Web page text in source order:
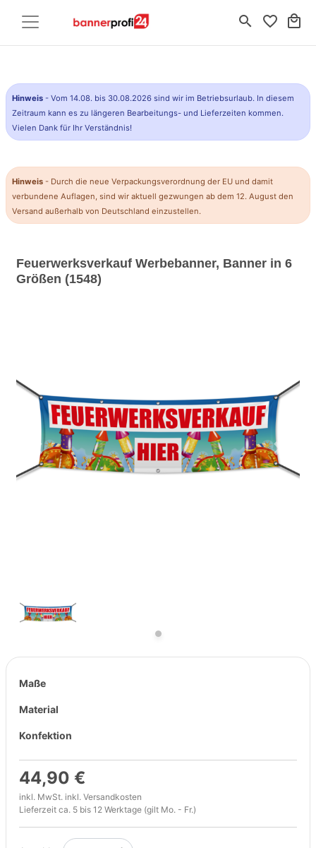
search favorite_border local_mall
Hinweis - Vom 14.08. bis 30.08.2026 sind wir im Betriebsurlaub. In diesem
Zeitraum kann es zu längeren Bearbeitungs- und Lieferzeiten kommen.
Vielen Dank für Ihr Verständnis!
Hinweis - Durch die neue Verpackungsverordnung der EU und damit
verbundene Auflagen, sind wir aktuell gezwungen ab dem 12. August den
Versand außerhalb von Deutschland einzustellen.
Feuerwerksverkauf Werbebanner, Banner in 6
Größen (1548)
Previous Next
Maße
Material
Konfektion
44,90 €
inkl. MwSt. inkl. Versandkosten
Lieferzeit ca. 5 bis 12 Werktage (gilt Mo. - Fr.)